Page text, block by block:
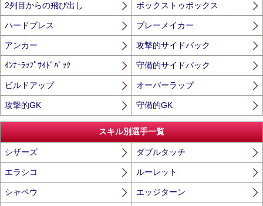
2列目からの飛び出し ボックストゥボックス
ハードプレス プレーメイカー
アンカー 攻撃的サイドバック
ｲﾝﾅｰﾗｯﾌﾟｻｲﾄﾞﾊﾞｯｸ 守備的サイドバック
ビルドアップ オーバーラップ
攻撃的GK 守備的GK
スキル別選手一覧
シザーズ ダブルタッチ
エラシコ ルーレット
シャペウ エッジターン